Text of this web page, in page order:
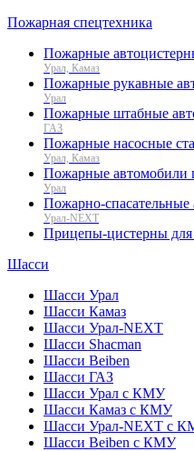
Пожарная спецтехника
Пожарные
Урал, Камаз
Пожарные рукавные
Урал
Пожарные штабные
ГАЗ
Пожарные насосные
Урал, Камаз
Пожарные автомобили
Урал
Пожарно-спасательные
Урал-NEXT
Прицепы-цистерны для
Шасси
Шасси Урал
Шасси Камаз
Шасси Урал-NEXT
Шасси Shacman
Шасси Beiben
Шасси ГАЗ
Шасси Урал с КМУ
Шасси Камаз с КМУ
Шасси Урал-NEXT с
Шасси Beiben с КМУ